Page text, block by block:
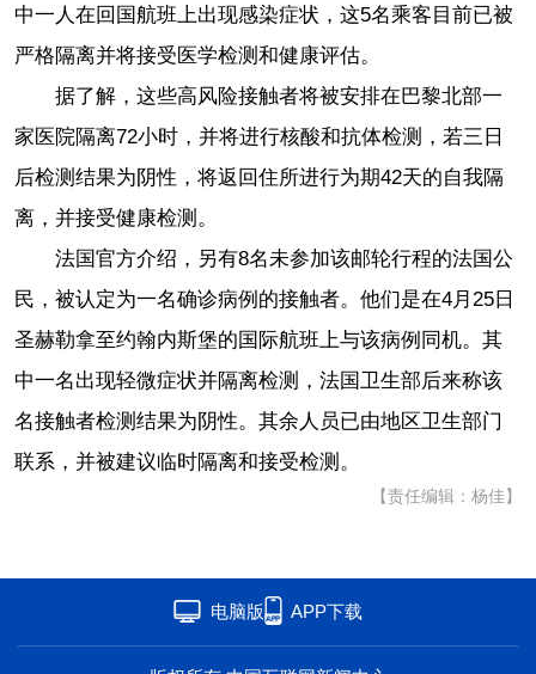
中一人在回国航班上出现感染症状，这5名乘客目前已被
严格隔离并将接受医学检测和健康评估。
据了解，这些高风险接触者将被安排在巴黎北部一
家医院隔离72小时，并将进行核酸和抗体检测，若三日
后检测结果为阴性，将返回住所进行为期42天的自我隔
离，并接受健康检测。
法国官方介绍，另有8名未参加该邮轮行程的法国公
民，被认定为一名确诊病例的接触者。他们是在4月25日
圣赫勒拿至约翰内斯堡的国际航班上与该病例同机。其
中一名出现轻微症状并隔离检测，法国卫生部后来称该
名接触者检测结果为阴性。其余人员已由地区卫生部门
联系，并被建议临时隔离和接受检测。
【责任编辑：杨佳】
电脑版 APP下载